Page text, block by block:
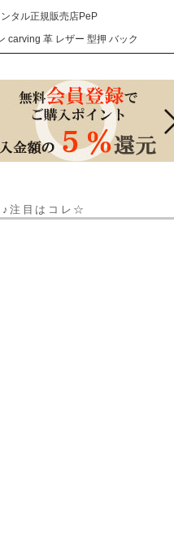
タル正規販売店PeP
carving 革 レザー 型押 バック
♪注目はコレ☆